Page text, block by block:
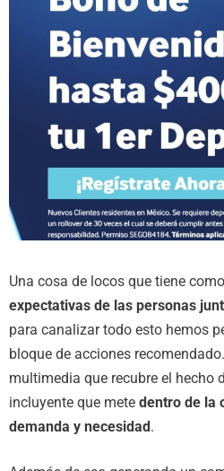
Una cosa de locos que tiene
expectativas de las personas
para canalizar todo esto hemos
bloque de acciones
multimedia que recubre el hecho
incluyente que mete dentro de la
demanda y necesidad.